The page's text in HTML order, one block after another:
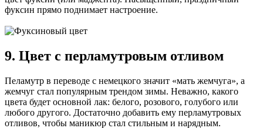
фуксин прямо поднимает настроение.
9. Цвет с перламутровым отливом
Пеламутр в переводе с немецкого значит «мать жемчуга», а
жемчуг стал популярным трендом зимы. Неважно, какого
цвета будет основной лак: белого, розового, голубого или
любого другого. Достаточно добавить ему перламутровых
отливов, чтобы маникюр стал стильным и нарядным.